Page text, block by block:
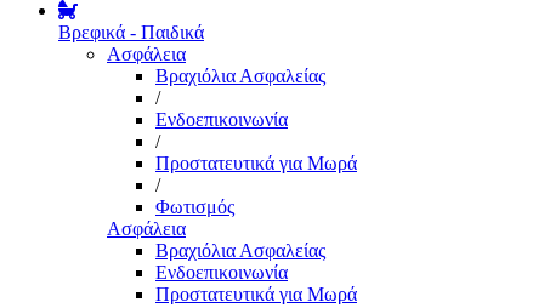
Βρεφικά - Παιδικά
Ασφάλεια
Βραχιόλια Ασφαλείας
/
Ενδοεπικοινωνία
/
Προστατευτικά για Μωρά
/
Φωτισμός
Ασφάλεια
Βραχιόλια Ασφαλείας
Ενδοεπικοινωνία
Προστατευτικά για Μωρά